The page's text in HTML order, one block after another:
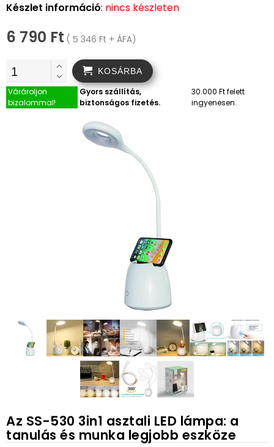
Készlet információ: nincs készleten
6 790 Ft ( 5 346 Ft + ÁFA)
KOSÁRBA
Várároljon
bizalommal!
Gyors szállítás,
biztonságos fizetés.
30.000 Ft felett
ingyenesen.
Az SS-530 3in1 asztali LED lámpa: a
tanulás és munka legjobb eszköze